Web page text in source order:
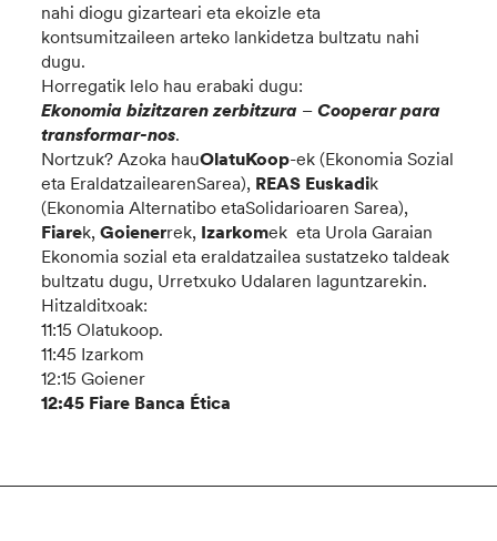
nahi diogu gizarteari eta ekoizle eta
kontsumitzaileen arteko lankidetza bultzatu nahi
dugu.
Horregatik lelo hau erabaki dugu:
Ekonomia bizitzaren zerbitzura –Cooperar para
transformar-nos.
Nortzuk? Azoka hauOlatuKoop-ek (Ekonomia Sozial
eta EraldatzailearenSarea), REAS Euskadik
(Ekonomia Alternatibo etaSolidarioaren Sarea),
Fiarek,Goienerrek, Izarkomek eta Urola Garaian
Ekonomia sozial eta eraldatzailea sustatzeko taldeak
bultzatu dugu, Urretxuko Udalaren laguntzarekin.
Hitzalditxoak:
11:15 Olatukoop.
11:45 Izarkom
12:15 Goiener
12:45 Fiare Banca Ética